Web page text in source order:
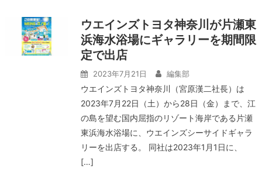
ウエインズトヨタ神奈川が片瀬東
浜海水浴場にギャラリーを期間限
定で出店
2023年7月21日 編集部
ウエインズトヨタ神奈川（宮原漢二社長）は
2023年7月22日（土）から28日（金）まで、江
の島を望む国内屈指のリゾート海岸である片瀬
東浜海水浴場に、ウエインズシーサイドギャラ
リーを出店する。 同社は2023年1月1日に、
[…]